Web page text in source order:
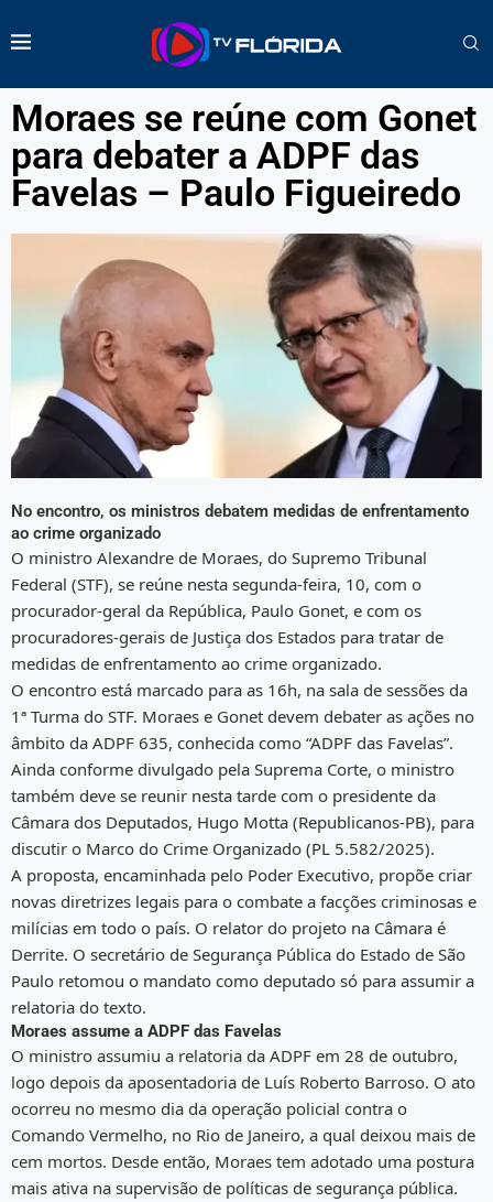
Moraes se reúne com Gonet
para debater a ADPF das
Favelas – Paulo Figueiredo
No encontro, os ministros debatem medidas de enfrentamento
ao crime organizado
O ministro Alexandre de Moraes, do Supremo Tribunal
Federal (STF), se reúne nesta segunda-feira, 10, com o
procurador-geral da República, Paulo Gonet, e com os
procuradores-gerais de Justiça dos Estados para tratar de
medidas de enfrentamento ao crime organizado.
O encontro está marcado para as 16h, na sala de sessões da
1ª Turma do STF. Moraes e Gonet devem debater as ações no
âmbito da ADPF 635, conhecida como “ADPF das Favelas”.
Ainda conforme divulgado pela Suprema Corte, o ministro
também deve se reunir nesta tarde com o presidente da
Câmara dos Deputados, Hugo Motta (Republicanos-PB), para
discutir o Marco do Crime Organizado (PL 5.582/2025).
A proposta, encaminhada pelo Poder Executivo, propõe criar
novas diretrizes legais para o combate a facções criminosas e
milícias em todo o país. O relator do projeto na Câmara é
Derrite. O secretário de Segurança Pública do Estado de São
Paulo retomou o mandato como deputado só para assumir a
relatoria do texto.
Moraes assume a ADPF das Favelas
O ministro assumiu a relatoria da ADPF em 28 de outubro,
logo depois da aposentadoria de Luís Roberto Barroso. O ato
ocorreu no mesmo dia da operação policial contra o
Comando Vermelho, no Rio de Janeiro, a qual deixou mais de
cem mortos. Desde então, Moraes tem adotado uma postura
mais ativa na supervisão de políticas de segurança pública.